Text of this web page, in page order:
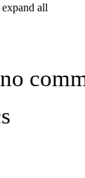
expand all